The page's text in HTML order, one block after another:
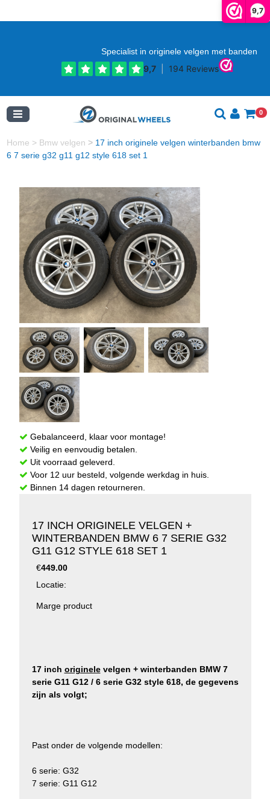
9,7
Specialist in originele velgen met banden
0
Home > Bmw velgen > 17 inch originele velgen winterbanden bmw
6 7 serie g32 g11 g12 style 618 set 1
Gebalanceerd, klaar voor montage!
Veilig en eenvoudig betalen.
Uit voorraad geleverd.
Voor 12 uur besteld, volgende werkdag in huis.
Binnen 14 dagen retourneren.
17 INCH ORIGINELE VELGEN +
WINTERBANDEN BMW 6 7 SERIE G32
G11 G12 STYLE 618 SET 1
€449.00
Locatie:
Marge product
17 inch originelevelgen + winterbanden BMW 7
serie G11 G12 / 6 serie G32 style 618, de gegevens
zijn als volgt;
Past onder de volgende modellen:
6 serie: G32
7 serie: G11 G12